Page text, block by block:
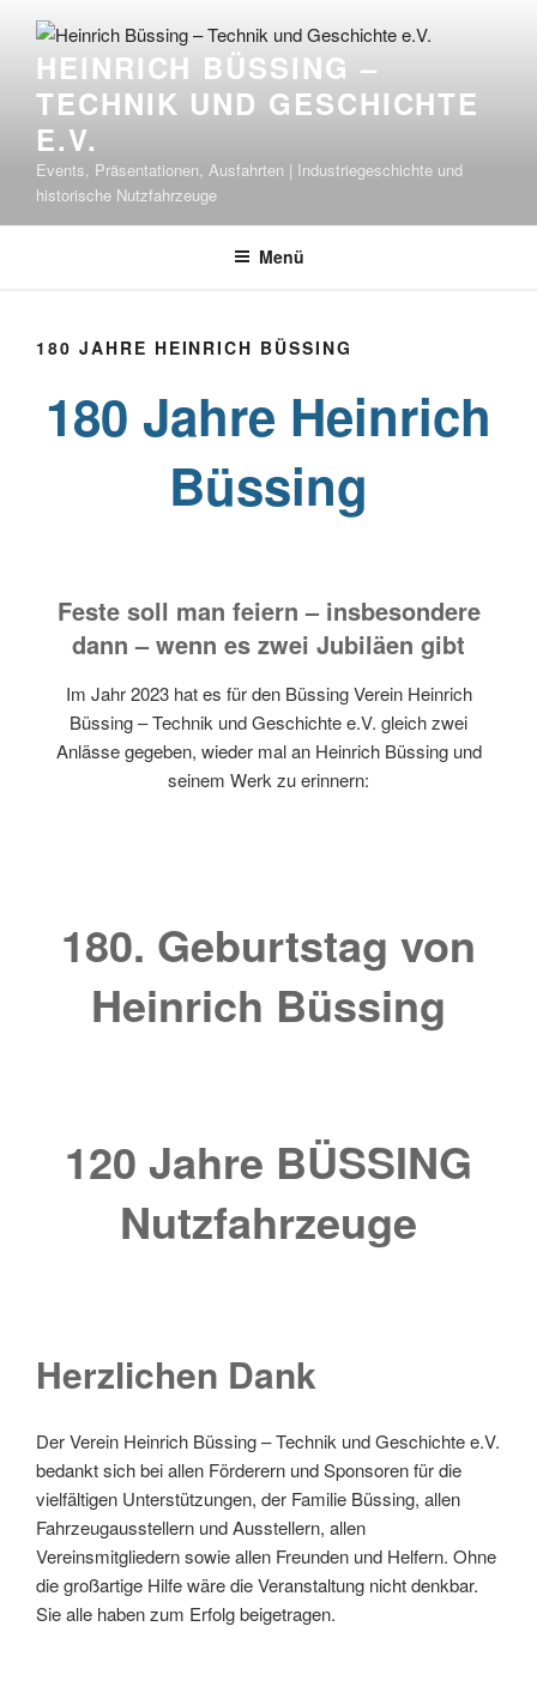
Inhalt
springenHEINRICH BÜSSING –
TECHNIK UND GESCHICHTE
E.V.
Events, Präsentationen, Ausfahrten | Industriegeschichte und
historische Nutzfahrzeuge
Menü
180 JAHRE HEINRICH BÜSSING
180 Jahre Heinrich
Büssing
Feste soll man feiern – insbesondere
dann – wenn es zwei Jubiläen gibt
Im Jahr 2023 hat es für den Büssing Verein Heinrich
Büssing – Technik und Geschichte e.V. gleich zwei
Anlässe gegeben, wieder mal an Heinrich Büssing und
seinem Werk zu erinnern:
180. Geburtstag von
Heinrich Büssing
120 Jahre BÜSSING
Nutzfahrzeuge
Herzlichen Dank
Der Verein Heinrich Büssing – Technik und Geschichte e.V.
bedankt sich bei allen Förderern und Sponsoren für die
vielfältigen Unterstützungen, der Familie Büssing, allen
Fahrzeugausstellern und Ausstellern, allen
Vereinsmitgliedern sowie allen Freunden und Helfern. Ohne
die großartige Hilfe wäre die Veranstaltung nicht denkbar.
Sie alle haben zum Erfolg beigetragen.